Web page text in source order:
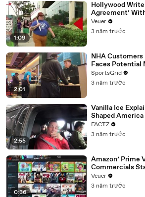
1:09
Hollywood
Agreement’
Day Strike
Veuer
3 năm trước
2:01
NHA
Faces Potential
SportsGrid
3 năm trước
2:55
Vanilla Ice
Shaped America
FACTZ
3 năm trước
0:36
Amazon’ Prime
Commercials
Veuer
3 năm trước